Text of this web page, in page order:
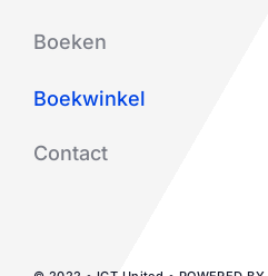
Boeken
Boekwinkel
Contact